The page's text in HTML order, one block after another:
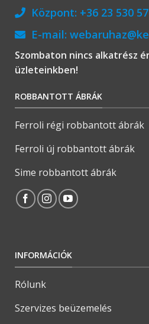
Központ: +36 23 530
E-mail:
Szombaton nincs alkatrész
üzleteinkben!
ROBBANTOTT ÁBRÁK
Ferroli régi robbantott ábrák
Ferroli új robbantott ábrák
Sime robbantott ábrák
INFORMÁCIÓK
Rólunk
Szervizes beüzemelés